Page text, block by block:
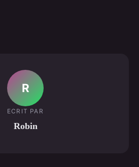
R
ECRIT PAR
Robin